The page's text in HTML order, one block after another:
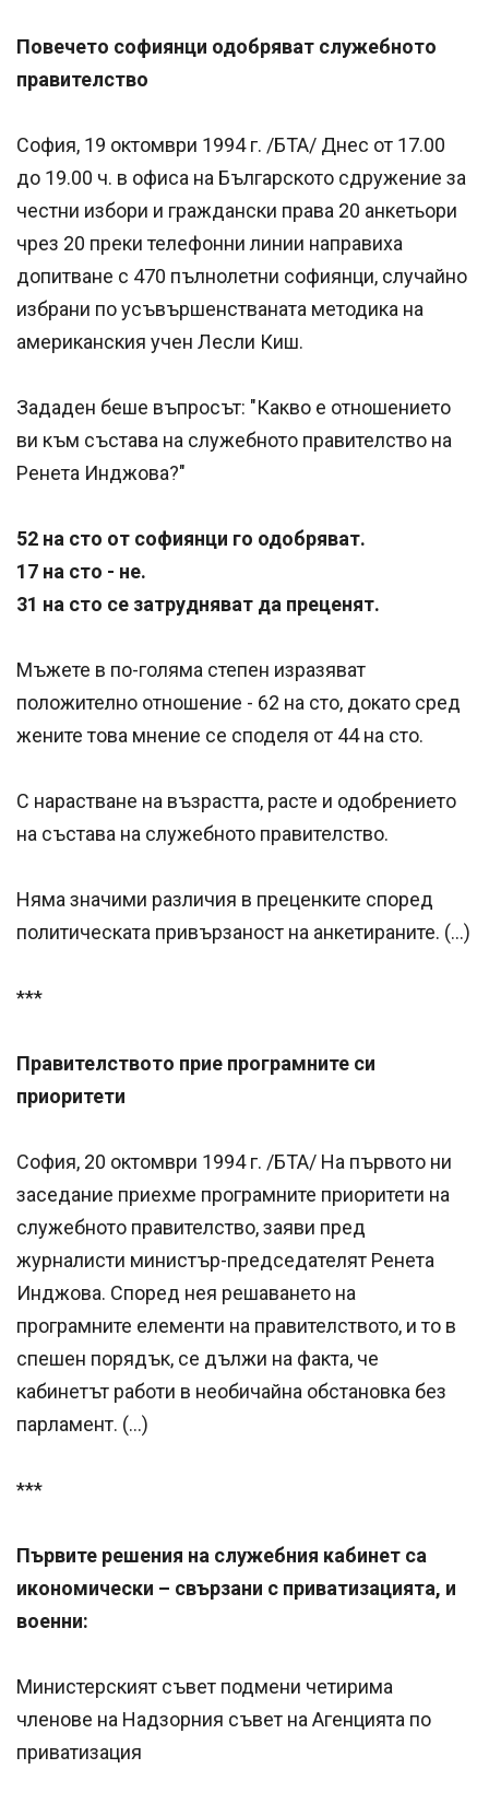
Повечето софиянци одобряват служебното
правителство
София, 19 октомври 1994 г. /БТА/ Днес от 17.00
до 19.00 ч. в офиса на Българското сдружение за
честни избори и граждански права 20 анкетьори
чрез 20 преки телефонни линии направиха
допитване с 470 пълнолетни софиянци, случайно
избрани по усъвършенстваната методика на
американския учен Лесли Киш.
Зададен беше въпросът: "Какво е отношението
ви към състава на служебното правителство на
Ренета Инджова?"
52 на сто от софиянци го одобряват.
17 на сто - не.
31 на сто се затрудняват да преценят.
Мъжете в по-голяма степен изразяват
положително отношение - 62 на сто, докато сред
жените това мнение се споделя от 44 на сто.
С нарастване на възрастта, расте и одобрението
на състава на служебното правителство.
Няма значими различия в преценките според
политическата привързаност на анкетираните. (…)
***
Правителството прие програмните си
приоритети
София, 20 октомври 1994 г. /БТА/ На първото ни
заседание приехме програмните приоритети на
служебното правителство, заяви пред
журналисти министър-председателят Ренета
Инджова. Според нея решаването на
програмните елементи на правителството, и то в
спешен порядък, се дължи на факта, че
кабинетът работи в необичайна обстановка без
парламент. (…)
***
Първите решения на служебния кабинет са
икономически – свързани с приватизацията, и
военни:
Министерският съвет подмени четирима
членове на Надзорния съвет на Агенцията по
приватизация